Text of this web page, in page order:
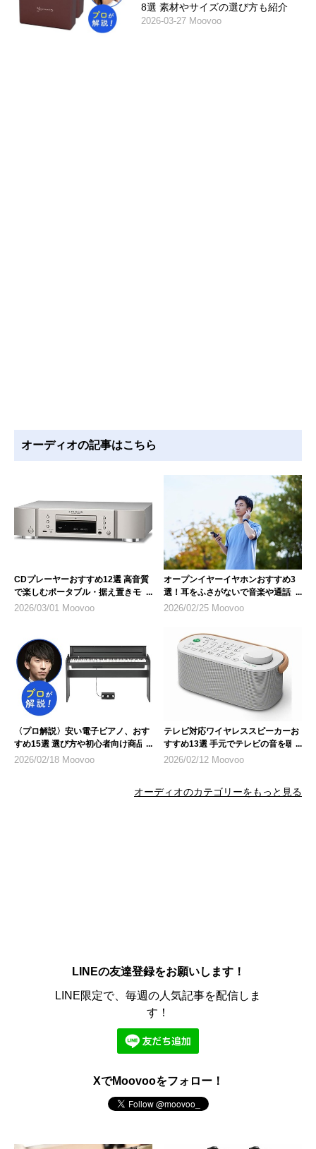
8選 素材やサイズの選び方も紹介
2026-03-27 Moovoo
オーディオの記事はこちら
CDプレーヤーおすすめ12選 高音質
で楽しむポータブル・据え置きモデ
ル
2026/03/01 Moovoo
オープンイヤーイヤホンおすすめ3
選！耳をふさがないで音楽や通話が
楽しめる
2026/02/25 Moovoo
〈プロ解説〉安い電子ピアノ、おす
すめ15選 選び方や初心者向け商品
も紹介
2026/02/18 Moovoo
テレビ対応ワイヤレススピーカーお
すすめ13選 手元でテレビの音を聴
ける
2026/02/12 Moovoo
オーディオのカテゴリーをもっと見る
LINEの友達登録をお願いします！
LINE限定で、毎週の人気記事を配信しま
す！
XでMoovooをフォロー！